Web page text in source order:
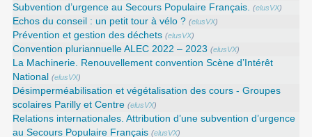
Subvention d’urgence au Secours Populaire Français. (elusVX)
Echos du conseil : un petit tour à vélo ? (elusVX)
Prévention et gestion des déchets (elusVX)
Convention pluriannuelle ALEC 2022 – 2023 (elusVX)
La Machinerie. Renouvellement convention Scène d’Intérêt
National
(elusVX)
Désimperméabilisation et végétalisation des cours - Groupes
scolaires Parilly et Centre (elusVX)
Relations internationales. Attribution d’une subvention d’urgence
au Secours Populaire Français (elusVX)